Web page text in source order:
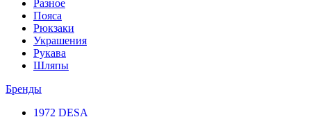
Разное
Пояса
Рюкзаки
Украшения
Рукава
Шляпы
Бренды
1972 DESA